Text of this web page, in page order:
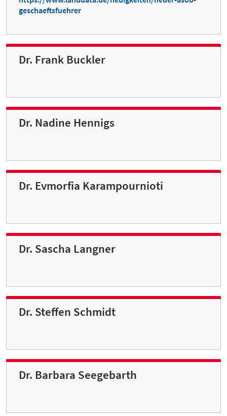
geschaeftsfuehrer
Dr. Frank Buckler
Dr. Nadine Hennigs
Dr. Evmorfia Karampournioti
Dr. Sascha Langner
Dr. Steffen Schmidt
Dr. Barbara Seegebarth